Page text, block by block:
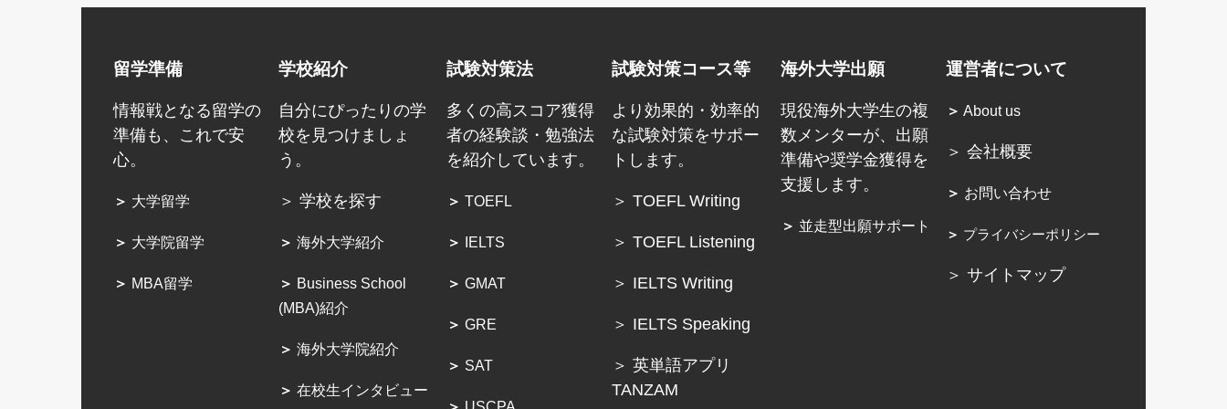
留学準備
情報戦となる留学の
準備も、これで安
心。
＞ 大学留学
＞ 大学院留学
＞ MBA留学
学校紹介
自分にぴったりの学
校を見つけましょ
う。
＞ 学校を探す
＞ 海外大学紹介
＞ Business School
(MBA)紹介
＞ 海外大学院紹介
＞ 在校生インタビュー
試験対策法
多くの高スコア獲得
者の経験談・勉強法
を紹介しています。
＞ TOEFL
＞ IELTS
＞ GMAT
＞ GRE
＞ SAT
試験対策コース等
より効果的・効率的
な試験対策をサポー
トします。
＞ TOEFL Writing
＞ TOEFL Listening
＞ IELTS Writing
＞ IELTS Speaking
＞ 英単語アプリ
TANZAM
海外大学出願
現役海外大学生の複
数メンターが、出願
準備や奨学金獲得を
支援します。
＞ 並走型出願サポート
運営者について
＞ About us
＞ 会社概要
＞ お問い合わせ
＞ プライバシーポリシー
＞ サイトマップ